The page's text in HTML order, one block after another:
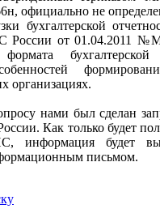
официально не
бухгалтерской
России от 01.04.2011
организациях.
нами был сделан
Как только будет
информация будет
письмом.